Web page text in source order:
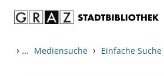
› ... Mediensuche › Einfache Suche